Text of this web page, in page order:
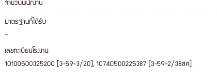
จำนวนพนักงาน
มาตรฐานที่ได้รับ
-
เลขทะเบียนโรงงาน
10100500325200 [3-59-3/20], 10740500225387 [3-59-2/38สค]